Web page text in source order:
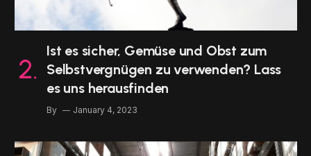
Ist es sicher, Gemüse und Obst zum
Selbstvergnügen zu verwenden? Lass
es uns herausfinden
By January 4, 2023